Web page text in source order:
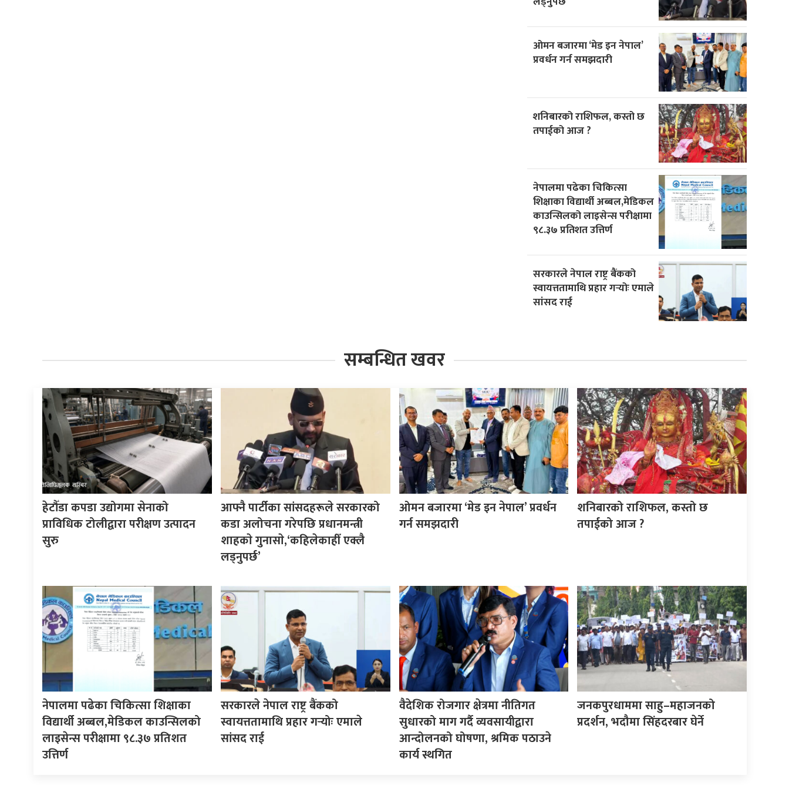
ओमन बजारमा ‘मेड इन नेपाल’
प्रवर्धन गर्न समझदारी
शनिबारको राशिफल, कस्तो छ
तपाईको आज ?
नेपालमा पढेका चिकित्सा
शिक्षाका विद्यार्थी अब्बल,मेडिकल
काउन्सिलको लाइसेन्स परीक्षामा
९८.३७ प्रतिशत उत्तिर्ण
सरकारले नेपाल राष्ट्र बैंकको
स्वायत्ततामाथि प्रहार गर्‍योः एमाले
सांसद राई
सम्बन्धित खवर
हेटौँडा कपडा उद्योगमा सेनाको
प्राविधिक टोलीद्वारा परीक्षण उत्पादन
सुरु
आफ्नै पार्टीका सांसदहरूले सरकारको
कडा अलोचना गरेपछि प्रधानमन्त्री
शाहकाे गुनासाे,‘कहिलेकाहीँ एक्लै
लड्नुपर्छ’
ओमन बजारमा ‘मेड इन नेपाल’ प्रवर्धन
गर्न समझदारी
शनिबारको राशिफल, कस्तो छ
तपाईको आज ?
नेपालमा पढेका चिकित्सा शिक्षाका
विद्यार्थी अब्बल,मेडिकल काउन्सिलको
लाइसेन्स परीक्षामा ९८.३७ प्रतिशत
उत्तिर्ण
सरकारले नेपाल राष्ट्र बैंकको
स्वायत्ततामाथि प्रहार गर्‍योः एमाले
सांसद राई
वैदेशिक रोजगार क्षेत्रमा नीतिगत
सुधारको माग गर्दै व्यवसायीद्वारा
आन्दोलनको घोषणा, श्रमिक पठाउने
कार्य स्थगित
जनकपुरधाममा साहु–महाजनको
प्रदर्शन, भदौमा सिंहदरबार घेर्ने